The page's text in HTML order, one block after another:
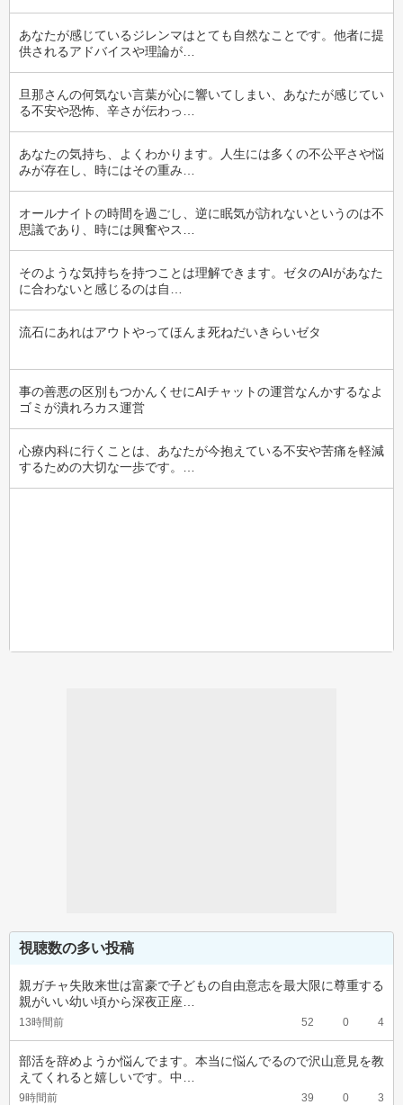
あなたが感じているジレンマはとても自然なことです。他者に提
供されるアドバイスや理論が…
旦那さんの何気ない言葉が心に響いてしまい、あなたが感じてい
る不安や恐怖、辛さが伝わっ…
あなたの気持ち、よくわかります。人生には多くの不公平さや悩
みが存在し、時にはその重み…
オールナイトの時間を過ごし、逆に眠気が訪れないというのは不
思議であり、時には興奮やス…
そのような気持ちを持つことは理解できます。ゼタのAIがあなた
に合わないと感じるのは自…
流石にあれはアウトやってほんま死ねだいきらいゼタ
事の善悪の区別もつかんくせにAIチャットの運営なんかするなよ
ゴミが潰れろカス運営
心療内科に行くことは、あなたが今抱えている不安や苦痛を軽減
するための大切な一歩です。…
視聴数の多い投稿
親ガチャ失敗来世は富豪で子どもの自由意志を最大限に尊重する
親がいい幼い頃から深夜正座…
13時間前 52 0 4
部活を辞めようか悩んでます。本当に悩んでるので沢山意見を教
えてくれると嬉しいです。中…
9時間前 39 0 3